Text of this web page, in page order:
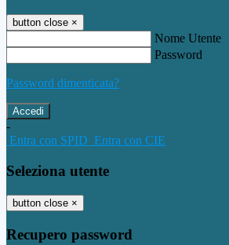
button close ×
Nome Utente
Password
Password dimenticata?
-
Entra con SPID Entra con CIE
Seleziona utente
button close ×
Recupero password